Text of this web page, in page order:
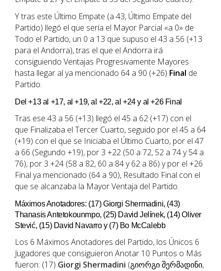
Y tras este Último Empate (a 43, Último Empate del
Partido) llegó el que sería el Mayor Parcial «a 0» de
Todo el Partido, un 0 a 13 que supuso el 43 a 56 (+13
para el Andorra), tras el que el Andorra irá
consiguiendo Ventajas Progresivamente Mayores
hasta llegar al ya mencionado 64 a 90 (+26) Final de
Partido.
Del +13 al +17, al +19, al +22, al +24 y al +26 Final
Tras ese 43 a 56 (+13) llegó el 45 a 62 (+17) con el
que Finalizaba el Tercer Cuarto, seguido por el 45 a 64
(+19) con el que se Iniciaba el Último Cuarto, por el 47
a 66 (Segundo +19), por 3 +22 (50 a 72, 52 a 74 y 54 a
76), por 3 +24 (58 a 82, 60 a 84 y 62 a 86) y por el +26
Final ya mencionado (64 a 90), Resultado Final con el
que se alcanzaba la Mayor Ventaja del Partido.
Máximos Anotadores: (17) Giorgi Shermadini, (43)
Thanasis Antetokounmpo, (25) David Jelínek, (14) Oliver
Stević, (15) David Navarro y (7) Bo McCalebb
Los 6 Máximos Anotadores del Partido, los Únicos 6
Jugadores que consiguieron Anotar 10 Puntos o Más
fueron: (17) Giorgi Shermadini (გიორგი შერმადინი,